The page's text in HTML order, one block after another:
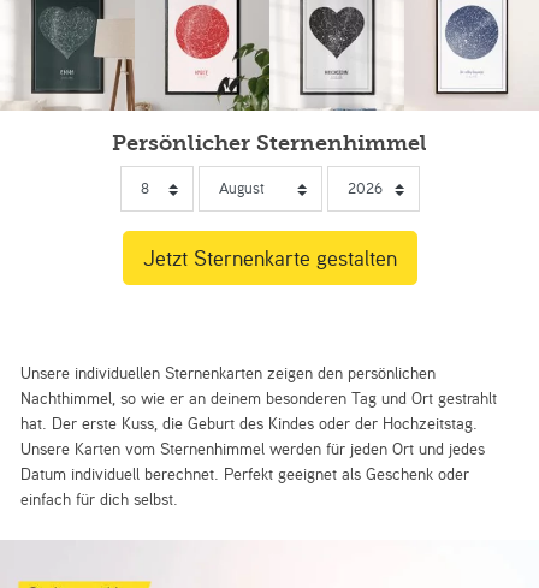
Persönlicher Sternenhimmel
Unsere individuellen Sternenkarten zeigen den persönlichen
Nachthimmel, so wie er an deinem besonderen Tag und Ort gestrahlt
hat. Der erste Kuss, die Geburt des Kindes oder der Hochzeitstag.
Unsere Karten vom Sternenhimmel werden für jeden Ort und jedes
Datum individuell berechnet. Perfekt geeignet als Geschenk oder
einfach für dich selbst.